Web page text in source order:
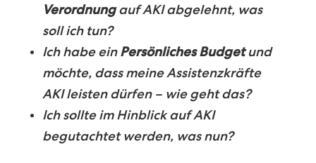
Verordnungauf AKI abgelehnt, was
soll ich tun?
Ich habe einPersönliches Budgetund
möchte, dass meine Assistenzkräfte
AKI leisten dürfen – wie geht das?
Ich sollte im Hinblick auf AKI
begutachtet werden, was nun?